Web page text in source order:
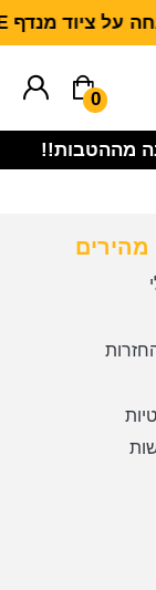
0
מההטבות!!
מהירים